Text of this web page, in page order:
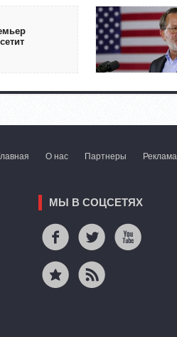
О нас Партнеры Реклама
МЫ В СОЦСЕТЯХ